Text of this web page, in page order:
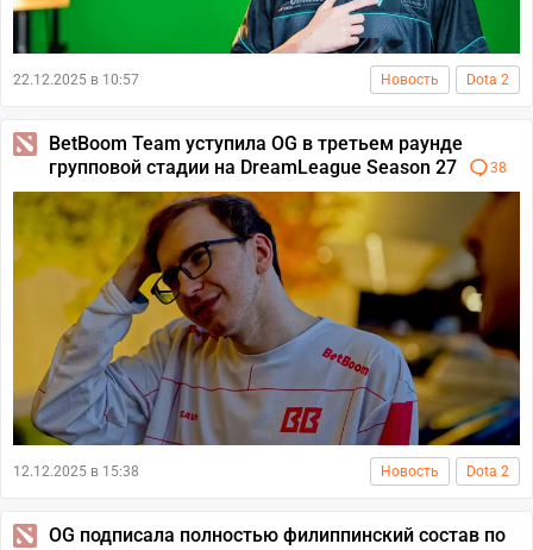
22.12.2025 в 10:57 Новость Dota 2
BetBoom Team уступила OG в третьем раунде
групповой стадии на DreamLeague Season 27
38
12.12.2025 в 15:38 Новость Dota 2
OG подписала полностью филиппинский состав по